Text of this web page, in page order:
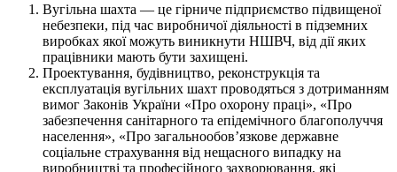
Вугільна шахта — це гірниче підприємство підвищеної
небезпеки, під час виробничої діяльності в підземних
виробках якої можуть виникнути НШВЧ, від дії яких
працівники мають бути захищені.
Проектування, будівництво, реконструкція та
експлуатація вугільних шахт проводяться з дотриманням
вимог Законів України «Про охорону праці», «Про
забезпечення санітарного та епідемічного благополуччя
населення», «Про загальнообов’язкове державне
соціальне страхування від нещасного випадку на
виробництві та професійного захворювання, які